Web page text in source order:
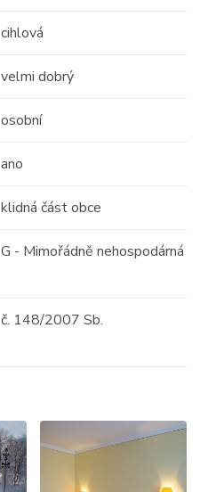
cihlová
velmi dobrý
osobní
ano
klidná část obce
G - Mimořádně nehospodárná
č. 148/2007 Sb.